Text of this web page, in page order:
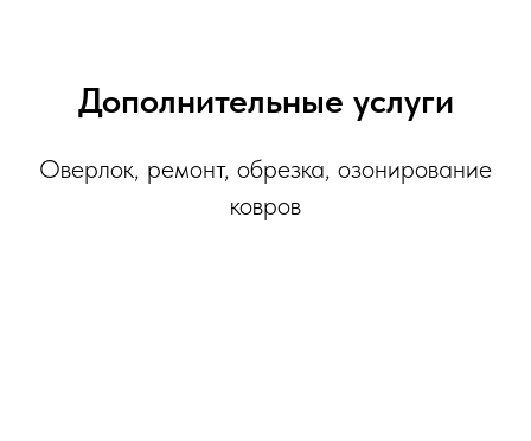
Дополнительные услуги
Оверлок, ремонт, обрезка, озонирование
ковров